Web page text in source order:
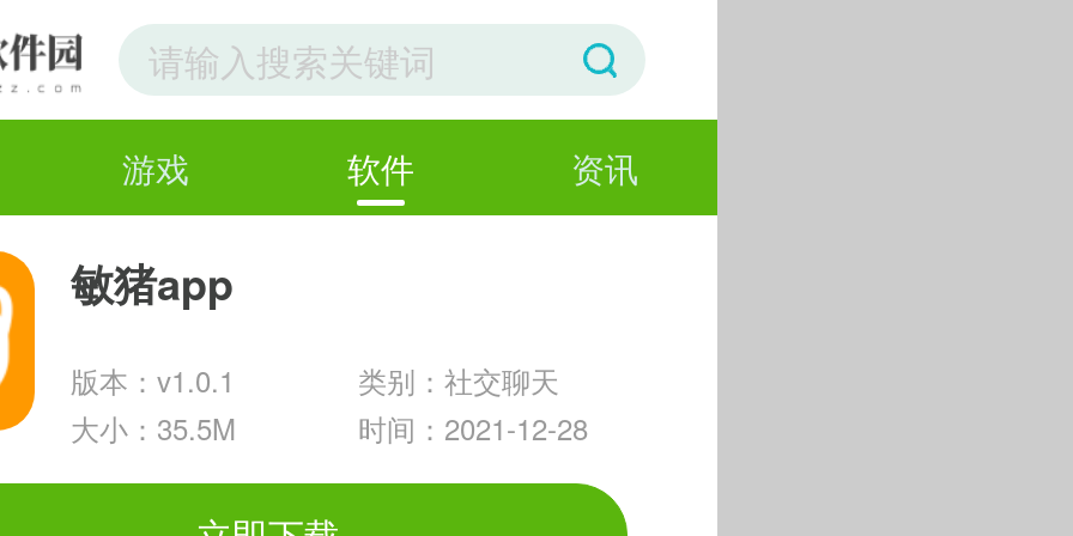
游戏 软件 资讯
敏猪app
版本：v1.0.1
类别：社交聊天
大小：35.5M
时间：2021-12-28